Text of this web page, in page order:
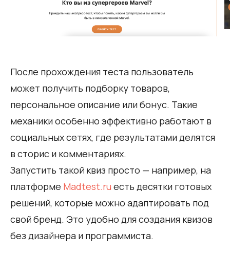
После прохождения теста пользователь
может получить подборку товаров,
персональное описание или бонус. Такие
механики особенно эффективно работают в
социальных сетях, где результатами делятся
в сторис и комментариях.
Запустить такой квиз просто — например, на
платформе Madtest.ru есть десятки готовых
решений, которые можно адаптировать под
свой бренд. Это удобно для создания квизов
без дизайнера и программиста.